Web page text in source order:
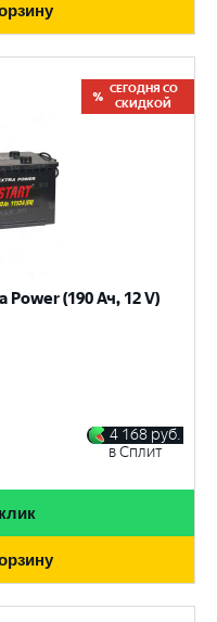
СЕГОДНЯ СО
СКИДКОЙ
Power (190 Ач, 12 V)
4 168 руб.
в Сплит